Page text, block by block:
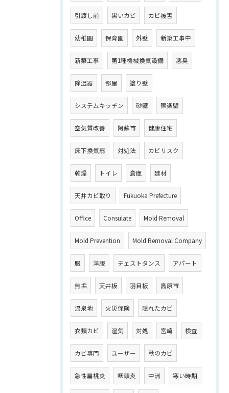
引渡し前 黒いカビ カビ被害
幼稚園 保育園 外壁 新築工事中
新築工事 第1種機械換気設備 悪臭
除湿器 部屋 塗り壁
システムキッチン 砂壁 聚楽壁
空気質改善 阿蘇市 健康住宅
床下換気扇 対処法 カビリスク
乾燥 トイレ 倉庫 建材
天井カビ取り Fukuoka Prefecture
Office Consulate Mold Removal
Mold Prevention Mold Removal Company
服 洋服 チェストタンス アパート
無垢 天井板 羽目板 島原市
温泉地 火災保険 隠れたカビ
衣類カビ 湿気 対処 宮崎 検査
カビ専門 ユーザー 秋のカビ
急性扁桃炎 咽頭炎 中洲 寒い時期